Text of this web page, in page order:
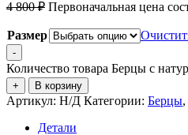
4 800₽ Первоначальная цена
Размер
-
Количество товара Берцы с
+ В корзину
Артикул: Н/Д Категории: Берцы,
Детали